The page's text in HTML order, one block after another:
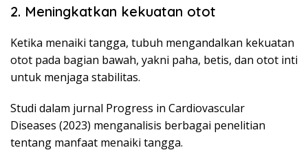
2. Meningkatkan kekuatan otot
Ketika menaiki tangga, tubuh mengandalkan kekuatan
otot pada bagian bawah, yakni paha, betis, dan otot inti
untuk menjaga stabilitas.
Studi dalam jurnal Progress in Cardiovascular
Diseases (2023) menganalisis berbagai penelitian
tentang manfaat menaiki tangga.